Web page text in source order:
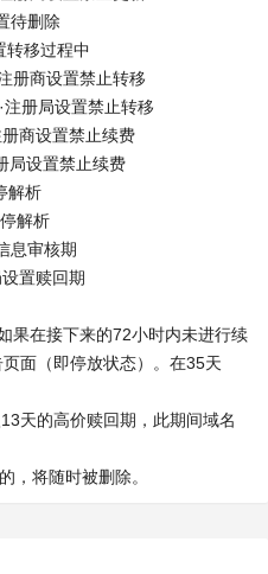
待删除
转移过程中
注册商设置禁止转移
注册局设置禁止转移
册商设置禁止续费
局设置禁止续费
解析
停解析
息审核期
设置赎回期
果在接下来的72小时内未进行续
面（即停放状态）。在35天
天的高价赎回期，此期间域名
，将随时被删除。